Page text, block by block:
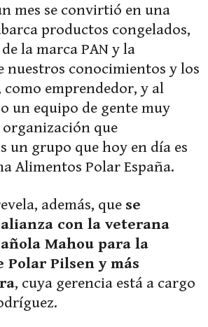
mes se convirtió en una
productos congelados,
la marca PAN y la
nuestros conocimientos y los
como emprendedor, y al
un equipo de gente muy
organización que
un grupo que hoy en día es
Alimentos Polar España.
además, que se
con la veterana
Mahou para la
Polar Pilsen y más
, cuya gerencia está a cargo